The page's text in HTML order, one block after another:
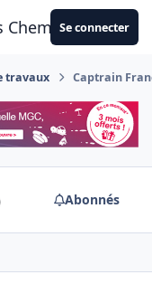
CheminotsSe connecter
travaux Captrain
Abonnés